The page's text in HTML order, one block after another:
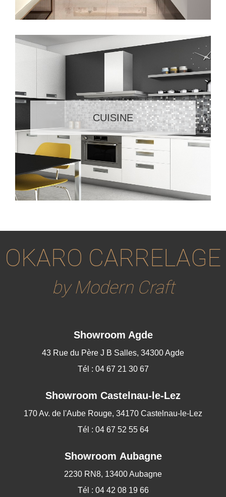
CUISINE
OKARO CARRELAGE
by Modern Craft
Showroom Agde
43 Rue du Père J B Salles, 34300 Agde
Tél : 04 67 21 30 67
Showroom Castelnau-le-Lez
170 Av. de l'Aube Rouge, 34170 Castelnau-le-Lez
Tél : 04 67 52 55 64
Showroom Aubagne
2230 RN8, 13400 Aubagne
Tél : 04 42 08 19 66